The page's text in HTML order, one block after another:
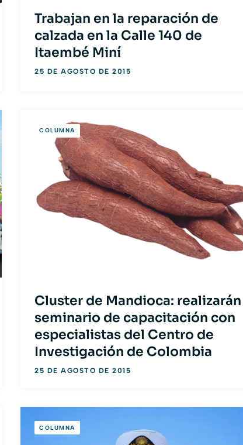
Trabajan en la reparación de
calzada en la Calle 140 de
Itaembé Miní
25 DE AGOSTO DE 2015
COLUMNA
Cluster de Mandioca: realizarán
seminario de capacitación con
especialistas del Centro de
Investigación de Colombia
25 DE AGOSTO DE 2015
COLUMNA